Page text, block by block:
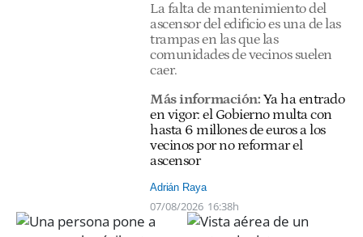
La falta de mantenimiento del
ascensor del edificio es una de las
trampas en las que las
comunidades de vecinos suelen
caer.
Más información: Ya ha entrado
en vigor: el Gobierno multa con
hasta 6 millones de euros a los
vecinos por no reformar el
ascensor
Adrián Raya
07/08/2026 16:38h